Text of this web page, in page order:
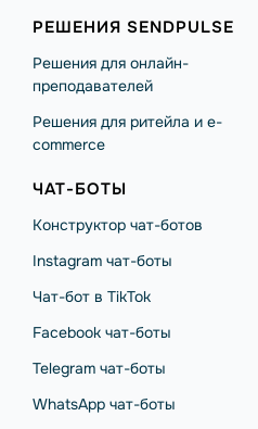
РЕШЕНИЯ SENDPULSE
Решения для онлайн-
преподавателей
Решения для ритейла и e-
commerce
ЧАТ-БОТЫ
Конструктор чат-ботов
Instagram чат-боты
Чат-бот в TikTok
Facebook чат-боты
Telegram чат-боты
WhatsApp чат-боты